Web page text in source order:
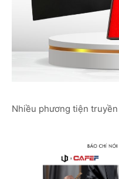
Nhiều phương tiện